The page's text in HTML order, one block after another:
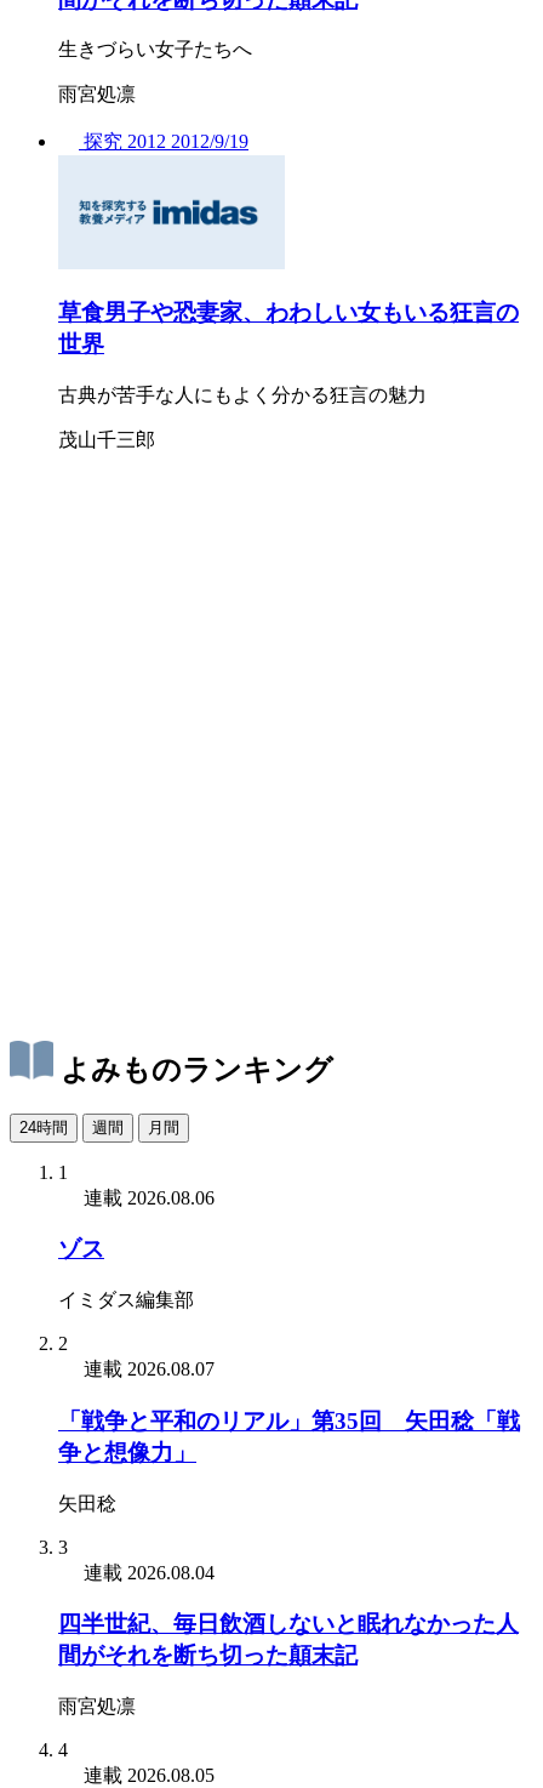
生きづらい女子たちへ
雨宮処凛
探究 2012 2012/9/19
草食男子や恐妻家、わわしい女もいる狂言の
世界
古典が苦手な人にもよく分かる狂言の魅力
茂山千三郎
よみものランキング
24時間 週間 月間
1
連載 2026.08.06
ゾス
イミダス編集部
2
連載 2026.08.07
「戦争と平和のリアル」第35回 矢田稔「戦
争と想像力」
矢田稔
3
連載 2026.08.04
四半世紀、毎日飲酒しないと眠れなかった人
間がそれを断ち切った顛末記
雨宮処凛
4
連載 2026.08.05